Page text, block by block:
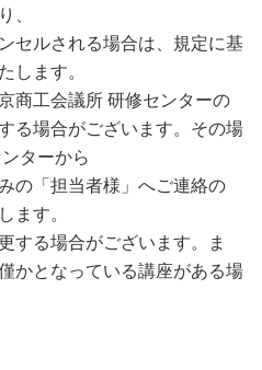
、
セルされる場合は、規定に基
します。
商工会議所 研修センターの
る場合がございます。その場
ターから
の「担当者様」へご連絡の
ます。
する場合がございます。ま
かとなっている講座がある場